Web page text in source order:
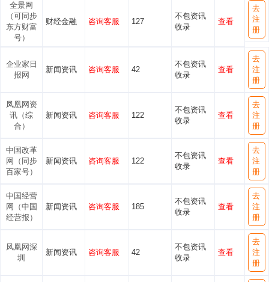
全景网
（可同步
东方财富
号）
财经金融 咨询客服 127
不包资讯
收录
查看
去
注
册
企业家日
报网
新闻资讯 咨询客服 42
不包资讯
收录
查看
去
注
册
凤凰网资
讯（综
合）
新闻资讯 咨询客服 122
不包资讯
收录
查看
去
注
册
中国改革
网（同步
百家号）
新闻资讯 咨询客服 122
不包资讯
收录
查看
去
注
册
中国经营
网（中国
经营报）
新闻资讯 咨询客服 185
不包资讯
收录
查看
去
注
册
凤凰网深
圳
新闻资讯 咨询客服 42
不包资讯
收录
查看
去
注
册